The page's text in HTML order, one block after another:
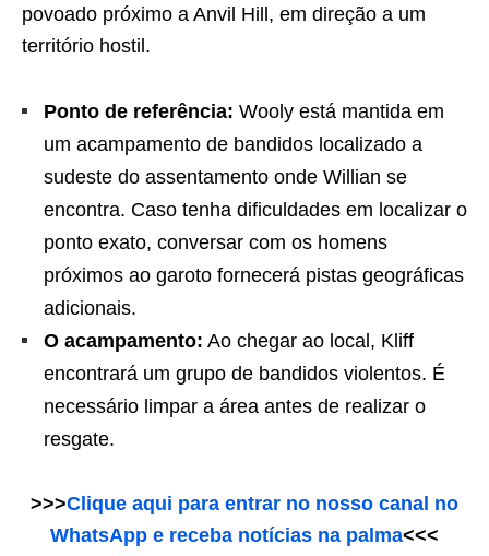
povoado próximo a Anvil Hill, em direção a um
território hostil.
Ponto de referência: Wooly está mantida em
um acampamento de bandidos localizado a
sudeste do assentamento onde Willian se
encontra. Caso tenha dificuldades em localizar o
ponto exato, conversar com os homens
próximos ao garoto fornecerá pistas geográficas
adicionais.
O acampamento: Ao chegar ao local, Kliff
encontrará um grupo de bandidos violentos. É
necessário limpar a área antes de realizar o
resgate.
>>>Clique aqui para entrar no nosso canal no
WhatsApp e receba notícias na palma<<<